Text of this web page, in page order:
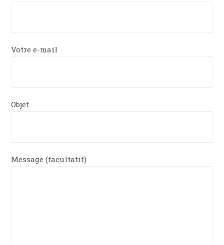
Votre e-mail
Objet
Message (facultatif)